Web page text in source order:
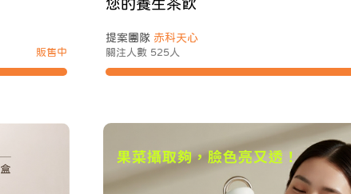
販售中
您的養生茶飲
提案團隊 赤科天心
關注人數 525人